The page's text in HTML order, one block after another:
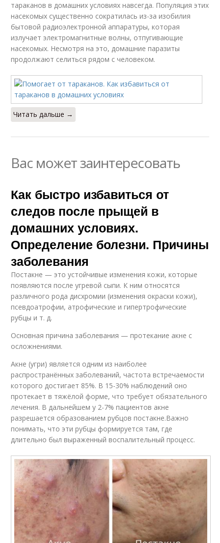
тараканов в домашних условиях навсегда. Популяция этих
насекомых существенно сократилась из-за изобилия
бытовой радиоэлектронной аппаратуры, которая
излучает электромагнитные волны, отпугивающие
насекомых. Несмотря на это, домашние паразиты
продолжают селиться рядом с человеком.
Читать дальше →
Вас может заинтересовать
Как быстро избавиться от
следов после прыщей в
домашних условиях.
Определение болезни. Причины
заболевания
Постакне — это устойчивые изменения кожи, которые
появляются после угревой сыпи. К ним относятся
различного рода дисхромии (изменения окраски кожи),
псевдоатрофии, атрофические и гипертрофические
рубцы и т. д.
Основная причина заболевания — протекание акне с
осложнениями.
Акне (угри) является одним из наиболее
распространённых заболеваний, частота встречаемости
которого достигает 85%. В 15-30% наблюдений оно
протекает в тяжёлой форме, что требует обязательного
лечения. В дальнейшем у 2-7% пациентов акне
разрешается образованием рубцов постакне.Важно
понимать, что эти рубцы формируется там, где
длительно был выраженный воспалительный процесс.